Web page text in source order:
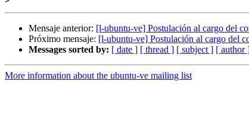
Mensaje anterior: [l-ubuntu-ve] Postulación al cargo del
Próximo mensaje: [l-ubuntu-ve] Postulación al cargo del
Messages sorted by: [ date ] [ thread ] [ subject ] [ author
More information about the ubuntu-ve mailing list